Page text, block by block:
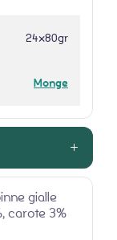
24x80gr
Monge
gialle
carote 3%